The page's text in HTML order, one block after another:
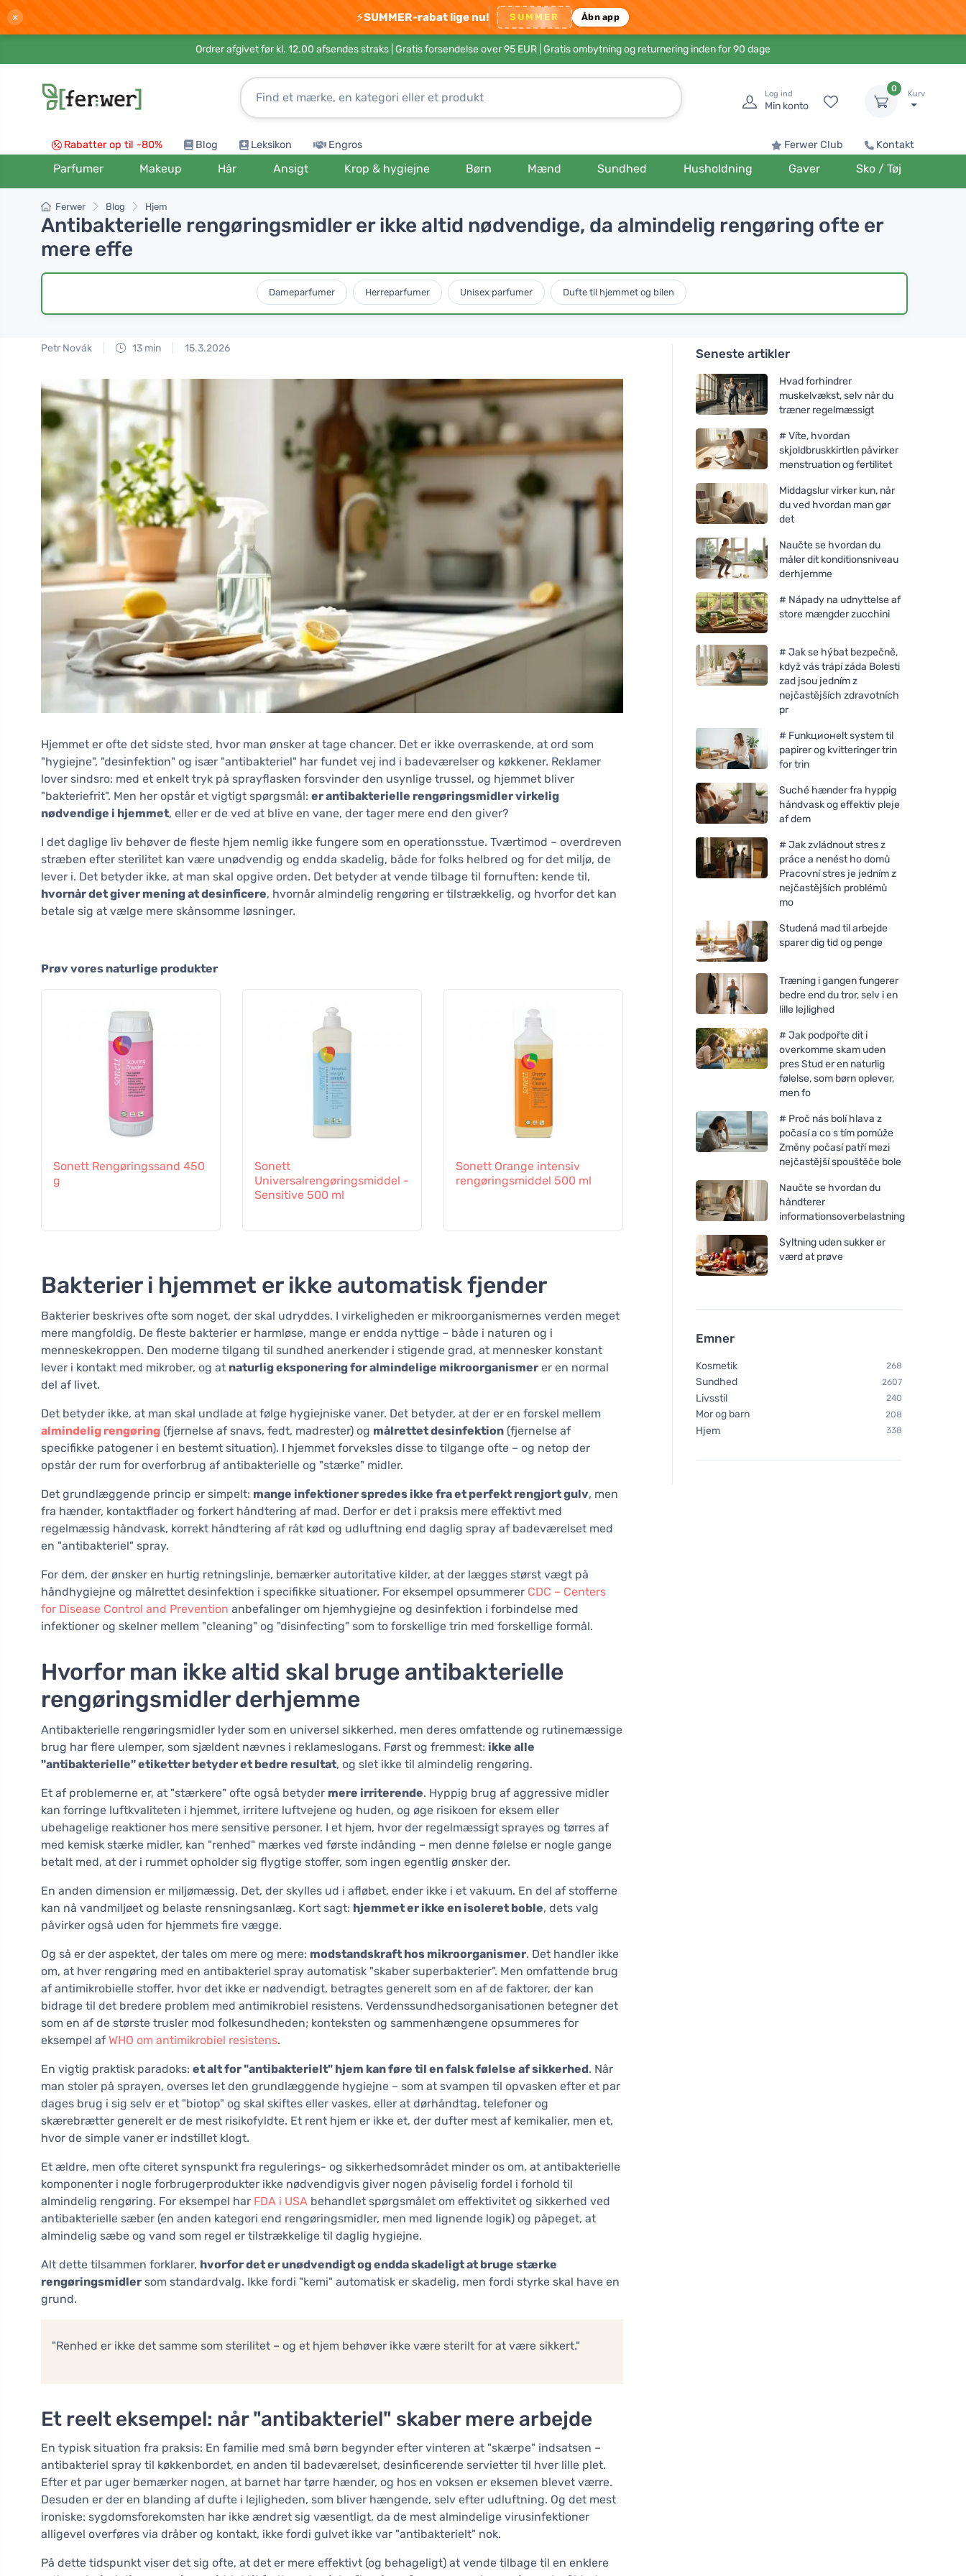
× ⚡SUMMER-rabat lige nu! SUMMER Åbn app
Ordrer afgivet før kl. 12.00 afsendes straks | Gratis forsendelse over 95 EUR | Gratis ombytning og returnering inden for 90 dage
Log ind
Min konto
0
Kurv
Rabatter op til -80% Blog Leksikon Engros Ferwer Club Kontakt
Parfumer Makeup Hår Ansigt Krop & hygiejne Børn Mænd Sundhed Husholdning Gaver Sko / Tøj
Ferwer Blog Hjem
Antibakterielle rengøringsmidler er ikke altid nødvendige, da almindelig rengøring ofte er
mere effe
Dameparfumer Herreparfumer Unisex parfumer Dufte til hjemmet og bilen
Petr Novák 13 min 15.3.2026
Hjemmet er ofte det sidste sted, hvor man ønsker at tage chancer. Det er ikke overraskende, at ord som
"hygiejne", "desinfektion" og især "antibakteriel" har fundet vej ind i badeværelser og køkkener. Reklamer
lover sindsro: med et enkelt tryk på sprayflasken forsvinder den usynlige trussel, og hjemmet bliver
"bakteriefrit". Men her opstår et vigtigt spørgsmål: er antibakterielle rengøringsmidler virkelig
nødvendige i hjemmet, eller er de ved at blive en vane, der tager mere end den giver?
I det daglige liv behøver de fleste hjem nemlig ikke fungere som en operationsstue. Tværtimod – overdreven
stræben efter sterilitet kan være unødvendig og endda skadelig, både for folks helbred og for det miljø, de
lever i. Det betyder ikke, at man skal opgive orden. Det betyder at vende tilbage til fornuften: kende til,
hvornår det giver mening at desinficere, hvornår almindelig rengøring er tilstrækkelig, og hvorfor det kan
betale sig at vælge mere skånsomme løsninger.
Prøv vores naturlige produkter
Sonett Rengøringssand 450
g
Sonett
Universalrengøringsmiddel -
Sensitive 500 ml
Sonett Orange intensiv
rengøringsmiddel 500 ml
Sonett Rengøringsvæske
sand 0,5 l
Tierra Verde
g) - med appelsin
Bakterier i hjemmet er ikke automatisk fjender
Bakterier beskrives ofte som noget, der skal udryddes. I virkeligheden er mikroorganismernes verden meget
mere mangfoldig. De fleste bakterier er harmløse, mange er endda nyttige – både i naturen og i
menneskekroppen. Den moderne tilgang til sundhed anerkender i stigende grad, at mennesker konstant
lever i kontakt med mikrober, og at naturlig eksponering for almindelige mikroorganismer er en normal
del af livet.
Det betyder ikke, at man skal undlade at følge hygiejniske vaner. Det betyder, at der er en forskel mellem
almindelig rengøring (fjernelse af snavs, fedt, madrester) og målrettet desinfektion (fjernelse af
specifikke patogener i en bestemt situation). I hjemmet forveksles disse to tilgange ofte – og netop der
opstår der rum for overforbrug af antibakterielle og "stærke" midler.
Det grundlæggende princip er simpelt: mange infektioner spredes ikke fra et perfekt rengjort gulv, men
fra hænder, kontaktflader og forkert håndtering af mad. Derfor er det i praksis mere effektivt med
regelmæssig håndvask, korrekt håndtering af råt kød og udluftning end daglig spray af badeværelset med
en "antibakteriel" spray.
For dem, der ønsker en hurtig retningslinje, bemærker autoritative kilder, at der lægges størst vægt på
håndhygiejne og målrettet desinfektion i specifikke situationer. For eksempel opsummerer CDC – Centers
for Disease Control and Prevention anbefalinger om hjemhygiejne og desinfektion i forbindelse med
infektioner og skelner mellem "cleaning" og "disinfecting" som to forskellige trin med forskellige formål.
Hvorfor man ikke altid skal bruge antibakterielle
rengøringsmidler derhjemme
Antibakterielle rengøringsmidler lyder som en universel sikkerhed, men deres omfattende og rutinemæssige
brug har flere ulemper, som sjældent nævnes i reklameslogans. Først og fremmest: ikke alle
"antibakterielle" etiketter betyder et bedre resultat, og slet ikke til almindelig rengøring.
Et af problemerne er, at "stærkere" ofte også betyder mere irriterende. Hyppig brug af aggressive midler
kan forringe luftkvaliteten i hjemmet, irritere luftvejene og huden, og øge risikoen for eksem eller
ubehagelige reaktioner hos mere sensitive personer. I et hjem, hvor der regelmæssigt sprayes og tørres af
med kemisk stærke midler, kan "renhed" mærkes ved første indånding – men denne følelse er nogle gange
betalt med, at der i rummet opholder sig flygtige stoffer, som ingen egentlig ønsker der.
En anden dimension er miljømæssig. Det, der skylles ud i afløbet, ender ikke i et vakuum. En del af stofferne
kan nå vandmiljøet og belaste rensningsanlæg. Kort sagt: hjemmet er ikke en isoleret boble, dets valg
påvirker også uden for hjemmets fire vægge.
Og så er der aspektet, der tales om mere og mere: modstandskraft hos mikroorganismer. Det handler ikke
om, at hver rengøring med en antibakteriel spray automatisk "skaber superbakterier". Men omfattende brug
af antimikrobielle stoffer, hvor det ikke er nødvendigt, betragtes generelt som en af de faktorer, der kan
bidrage til det bredere problem med antimikrobiel resistens. Verdenssundhedsorganisationen betegner det
som en af de største trusler mod folkesundheden; konteksten og sammenhængene opsummeres for
eksempel af WHO om antimikrobiel resistens.
En vigtig praktisk paradoks: et alt for "antibakterielt" hjem kan føre til en falsk følelse af sikkerhed. Når
man stoler på sprayen, overses let den grundlæggende hygiejne – som at svampen til opvasken efter et par
dages brug i sig selv er et "biotop" og skal skiftes eller vaskes, eller at dørhåndtag, telefoner og
skærebrætter generelt er de mest risikofyldte. Et rent hjem er ikke et, der dufter mest af kemikalier, men et,
hvor de simple vaner er indstillet klogt.
Et ældre, men ofte citeret synspunkt fra regulerings- og sikkerhedsområdet minder os om, at antibakterielle
komponenter i nogle forbrugerprodukter ikke nødvendigvis giver nogen påviselig fordel i forhold til
almindelig rengøring. For eksempel har FDA i USA behandlet spørgsmålet om effektivitet og sikkerhed ved
antibakterielle sæber (en anden kategori end rengøringsmidler, men med lignende logik) og påpeget, at
almindelig sæbe og vand som regel er tilstrækkelige til daglig hygiejne.
Alt dette tilsammen forklarer, hvorfor det er unødvendigt og endda skadeligt at bruge stærke
rengøringsmidler som standardvalg. Ikke fordi "kemi" automatisk er skadelig, men fordi styrke skal have en
grund.
"Renhed er ikke det samme som sterilitet – og et hjem behøver ikke være sterilt for at være sikkert."
Et reelt eksempel: når "antibakteriel" skaber mere arbejde
En typisk situation fra praksis: En familie med små børn begynder efter vinteren at "skærpe" indsatsen –
antibakteriel spray til køkkenbordet, en anden til badeværelset, desinficerende servietter til hver lille plet.
Efter et par uger bemærker nogen, at barnet har tørre hænder, og hos en voksen er eksemen blevet værre.
Desuden er der en blanding af dufte i lejligheden, som bliver hængende, selv efter udluftning. Og det mest
ironiske: sygdomsforekomsten har ikke ændret sig væsentligt, da de mest almindelige virusinfektioner
alligevel overføres via dråber og kontakt, ikke fordi gulvet ikke var "antibakterielt" nok.
På dette tidspunkt viser det sig ofte, at det er mere effektivt (og behageligt) at vende tilbage til en enklere
Seneste artikler
Hvad forhindrer
muskelvækst, selv når du
træner regelmæssigt
# Víte, hvordan
skjoldbruskkirtlen påvirker
menstruation og fertilitet
Middagslur virker kun, når
du ved hvordan man gør
det
Naučte se hvordan du
måler dit konditionsniveau
derhjemme
# Nápady na udnyttelse af
store mængder zucchini
# Jak se hýbat bezpečně,
když vás trápí záda Bolesti
zad jsou jedním z
nejčastějších zdravotních
pr
# Funkционelt system til
papirer og kvitteringer trin
for trin
Suché hænder fra hyppig
håndvask og effektiv pleje
af dem
# Jak zvládnout stres z
práce a nenést ho domů
Pracovní stres je jedním z
nejčastějších problémů
mo
Studená mad til arbejde
sparer dig tid og penge
Træning i gangen fungerer
bedre end du tror, selv i en
lille lejlighed
# Jak podpořte dit i
overkomme skam uden
pres Stud er en naturlig
følelse, som børn oplever,
men fo
# Proč nás bolí hlava z
počasí a co s tím pomůže
Změny počasí patří mezi
nejčastější spouštěče bole
Naučte se hvordan du
håndterer
informationsoverbelastning
Syltning uden sukker er
værd at prøve
Emner
Kosmetik 268
Sundhed 2607
Livsstil 240
Mor og barn 208
Hjem 338